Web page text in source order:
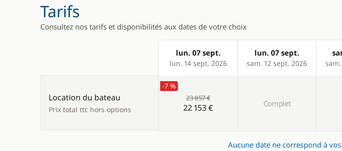
Réfrigérateur
Réfrigérateur éléctrique
Tarifs
Consultez nos tarifs et disponibilités aux dates de votre choix
Products
lun. 07 sept.
lun. 14 sept. 2026
lun. 07 sept.
sam. 12 sept. 2026
Location du bateau
Prix total ttc hors options
-7 %
23 857 €
22 153 € Complet
Aucune date ne correspond à